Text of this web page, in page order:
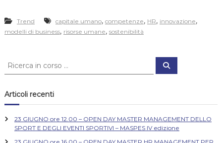
Trend capitale umano, competenze, HR, innovazione,
modelli di business, risorse umane, sostenibilità
C
c
a
C
Articoli recenti
23 GIUGNO ore 12.00 – OPEN DAY MASTER MANAGEMENT DELLO
SPORT E DEGLI EVENTI SPORTIVI – MASPES IV edizione